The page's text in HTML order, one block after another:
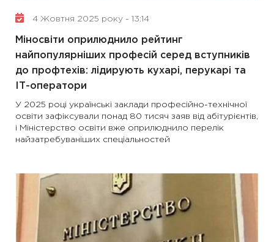
4 Жовтня 2025 року - 13:14
Міносвіти оприлюднило рейтинг
найпопулярніших професій серед вступників
до профтехів: лідирують кухарі, перукарі та
ІТ-оператори
У 2025 році українські заклади професійно-технічної
освіти зафіксували понад 80 тисяч заяв від абітурієнтів,
і Міністерство освіти вже оприлюднило перелік
найзатребуваніших спеціальностей